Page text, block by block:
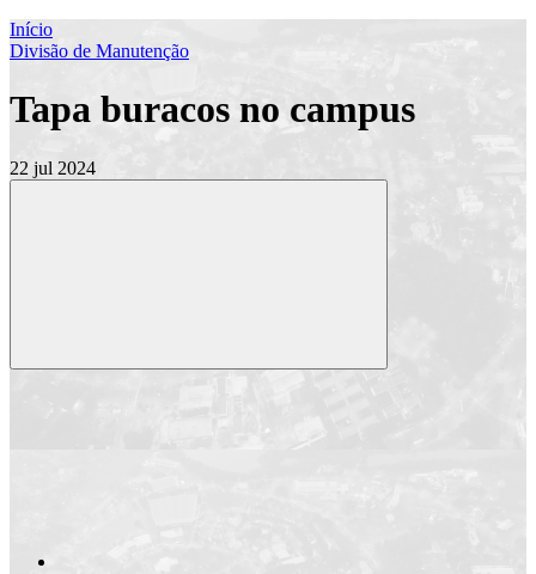
Início
Divisão de Manutenção
Tapa buracos no campus
22 jul 2024
Compartilhar